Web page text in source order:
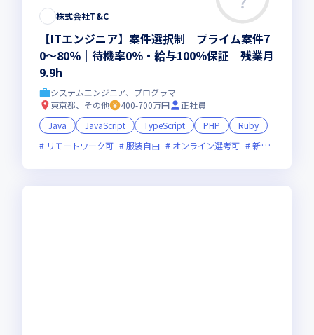
株式会社T&C
【ITエンジニア】案件選択制｜プライム案件7
0～80％｜待機率0％・給与100％保証｜残業月
9.9h
システムエンジニア、プログラマ
東京都、その他
400-700万円
正社員
Java
JavaScript TypeScript PHP
Ruby
リモートワーク可
服装自由 オンライン選考可 新技術に積極的